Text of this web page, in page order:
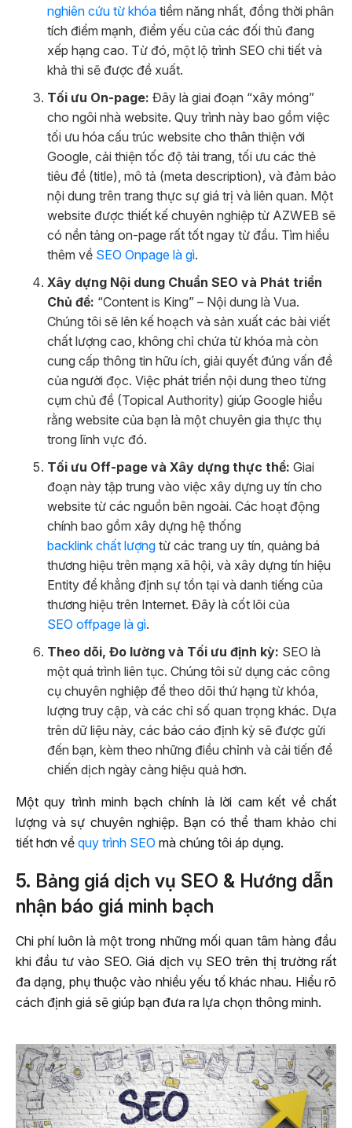
nghiên cứu từ khóa tiềm năng nhất, đồng thời phân
tích điểm mạnh, điểm yếu của các đối thủ đang
xếp hạng cao. Từ đó, một lộ trình SEO chi tiết và
khả thi sẽ được đề xuất.
Tối ưu On-page: Đây là giai đoạn “xây móng”
cho ngôi nhà website. Quy trình này bao gồm việc
tối ưu hóa cấu trúc website cho thân thiện với
Google, cải thiện tốc độ tải trang, tối ưu các thẻ
tiêu đề (title), mô tả (meta description), và đảm bảo
nội dung trên trang thực sự giá trị và liên quan. Một
website được thiết kế chuyên nghiệp từ AZWEB sẽ
có nền tảng on-page rất tốt ngay từ đầu. Tìm hiểu
thêm về SEO Onpage là gì.
Xây dựng Nội dung Chuẩn SEO và Phát triển
Chủ đề: “Content is King” – Nội dung là Vua.
Chúng tôi sẽ lên kế hoạch và sản xuất các bài viết
chất lượng cao, không chỉ chứa từ khóa mà còn
cung cấp thông tin hữu ích, giải quyết đúng vấn đề
của người đọc. Việc phát triển nội dung theo từng
cụm chủ đề (Topical Authority) giúp Google hiểu
rằng website của bạn là một chuyên gia thực thụ
trong lĩnh vực đó.
Tối ưu Off-page và Xây dựng thực thể: Giai
đoạn này tập trung vào việc xây dựng uy tín cho
website từ các nguồn bên ngoài. Các hoạt động
chính bao gồm xây dựng hệ thống
backlink chất lượng từ các trang uy tín, quảng bá
thương hiệu trên mạng xã hội, và xây dựng tín hiệu
Entity để khẳng định sự tồn tại và danh tiếng của
thương hiệu trên Internet. Đây là cốt lõi của
SEO offpage là gì.
Theo dõi, Đo lường và Tối ưu định kỳ: SEO là
một quá trình liên tục. Chúng tôi sử dụng các công
cụ chuyên nghiệp để theo dõi thứ hạng từ khóa,
lượng truy cập, và các chỉ số quan trọng khác. Dựa
trên dữ liệu này, các báo cáo định kỳ sẽ được gửi
đến bạn, kèm theo những điều chỉnh và cải tiến để
chiến dịch ngày càng hiệu quả hơn.
Một quy trình minh bạch chính là lời cam kết về chất
lượng và sự chuyên nghiệp. Bạn có thể tham khảo chi
tiết hơn về quy trình SEO mà chúng tôi áp dụng.
5. Bảng giá dịch vụ SEO & Hướng dẫn
nhận báo giá minh bạch
Chi phí luôn là một trong những mối quan tâm hàng đầu
khi đầu tư vào SEO. Giá dịch vụ SEO trên thị trường rất
đa dạng, phụ thuộc vào nhiều yếu tố khác nhau. Hiểu rõ
cách định giá sẽ giúp bạn đưa ra lựa chọn thông minh.